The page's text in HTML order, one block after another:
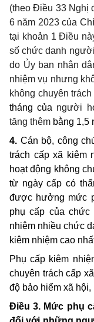
(theo Điều 33 Nghị
6 năm 2023 của
tại khoản 1 Điều
số chức danh
do Ủy ban nhân
nhiệm vụ nhưng
không chuyên
thángcủa người
tăng thêm bằng
4. Cán bộ, công
trách cấp xã kiêm
hoạt động không
từ ngày cấp có
được hưởng mức
phụ cấp của chức
nhiệm nhiều chức
kiêm nhiệm cao
Phụ cấp kiêm
chuyên trách cấp
độ bảo hiểm xã hội,
Điều 3. Mức phụ